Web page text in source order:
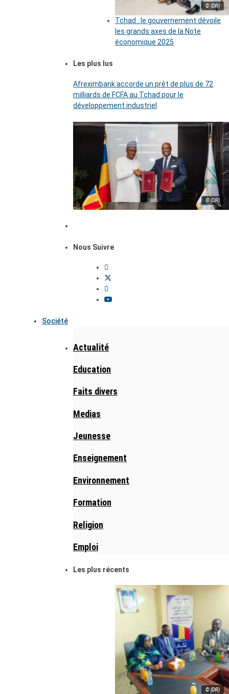
© (DR)
Tchad : le gouvernement dévoile
les grands axes de la Note
économique 2025
Les plus lus
Afreximbank accorde un prêt de plus de 72
milliards de FCFA au Tchad pour le
développement industriel
© (DR)
Nous Suivre
Société
Actualité
Education
Faits divers
Medias
Jeunesse
Enseignement
Environnement
Formation
Religion
Emploi
Les plus récents
© (DR)